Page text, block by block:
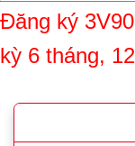
Đăng ký
kỳ 6 tháng,